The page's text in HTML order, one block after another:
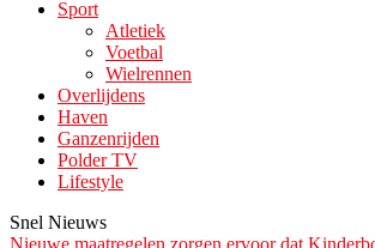
Sport
Atletiek
Voetbal
Wielrennen
Overlijdens
Haven
Ganzenrijden
Polder TV
Lifestyle
Snel Nieuws
Nieuwe maatregelen zorgen ervoor dat